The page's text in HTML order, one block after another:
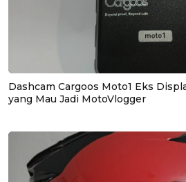
Dashcam Cargoos Moto1 Eks
yang Mau Jadi MotoVlogger